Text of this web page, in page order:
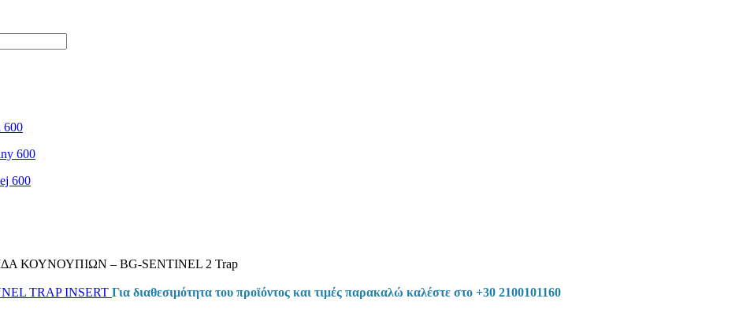
ΚΟΥΝΟΥΠΙΩΝ – BG-SENTINEL 2 Trap
TRAP INSERT Για διαθεσιμότητα του προϊόντος και τιμές παρακαλώ καλέστε στο +30 2100101160